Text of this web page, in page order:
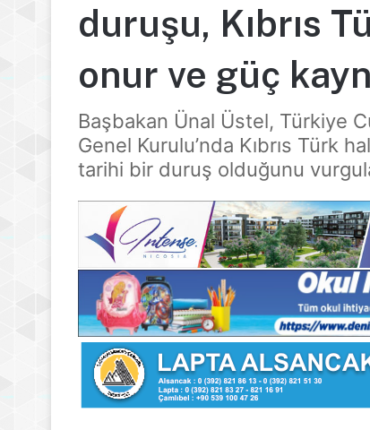
duruşu, Kıbrıs
onur ve güç
Başbakan Ünal Üstel, Türkiye
Genel Kurulu’nda Kıbrıs Türk
tarihi bir duruş olduğunu